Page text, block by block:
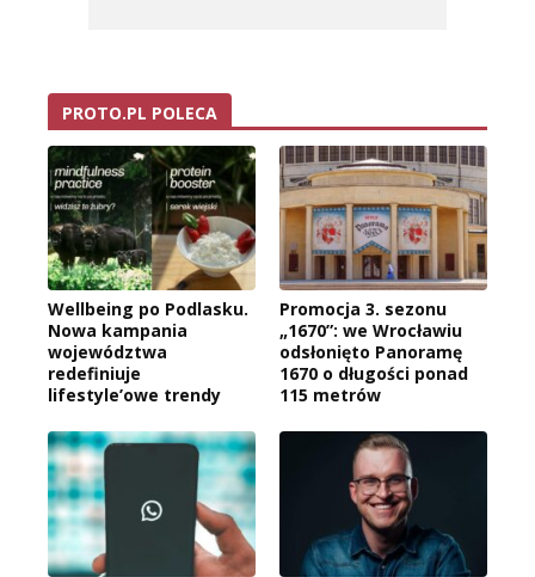
PROTO.PL POLECA
Wellbeing po Podlasku.
Nowa kampania
województwa
redefiniuje
lifestyle’owe trendy
Promocja 3. sezonu
„1670”: we Wrocławiu
odsłonięto Panoramę
1670 o długości ponad
115 metrów